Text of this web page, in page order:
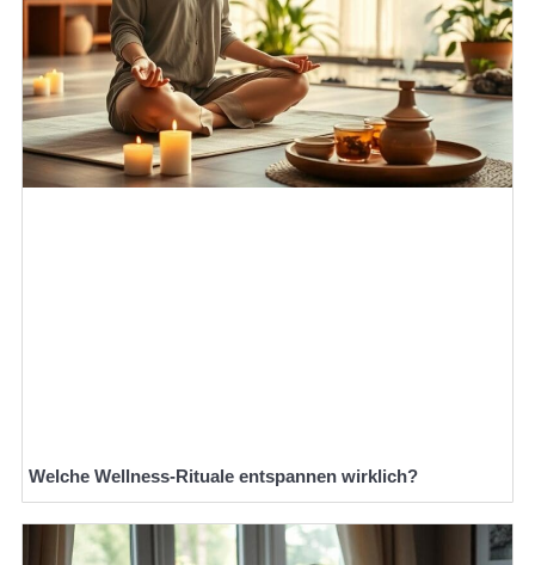
Welche Wellness-Rituale entspannen wirklich?